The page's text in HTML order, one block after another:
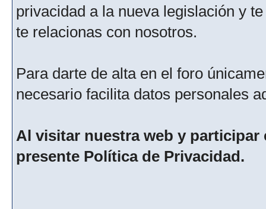
privacidad a la nueva legislación y
te relacionas con nosotros.
Para darte de alta en el foro
necesario facilita datos personales
Al visitar nuestra web y
presente Política de Privacidad.